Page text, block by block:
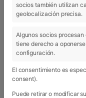
03 May 2019
socios también utilizan
geolocalización precisa.
Algunos socios
tiene derecho a
configuración.
El consentimiento es
consent).
Puede retirar o modificar